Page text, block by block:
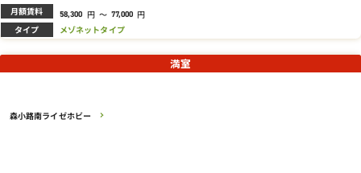
月額賃料 58,300 円 ～ 77,000 円
タイプ メゾネットタイプ
森小路南ライゼホビー
満室